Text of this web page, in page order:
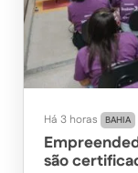
Há 3 horas BAHIA
são